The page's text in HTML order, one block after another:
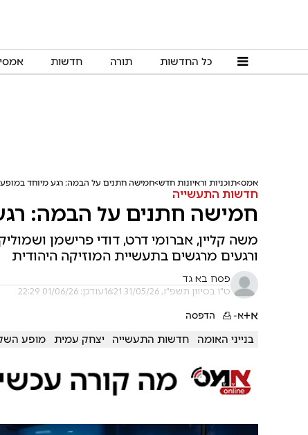
כל החדשות תורה חדשות
אמס תוכניות וראיונות חדש חמישה חתנים על הבמה: רגע מיוחד במופע
חדשות התעשייה
חמישה חתנים על הבמה:
משה קליין, אברומי דרט, דודי פרישמן
ורגעים מרגשים בתעשיית המוזיקה היהודית
פסח בא גד
ט"ו בסיוון תשפ"ו, 31/05/26 16:21 עודכן: 01/06/26 22:29
א+א- הדפסה
בנייני האומה חדשות התעשייה יצחק עמית מופע